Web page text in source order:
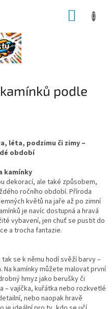
podle
léta, podzimu či zimy –
období
kamínky
dekorací, ale také způsobem,
ročního období. Příroda
květů na jaře až po zimní
je navíc dostupná a hravá
vybavení, jen chuť se pustit do
a trocha fantazie.
se k němu hodí svěží barvy –
kamínky můžete malovat první
hmyz jako berušky či
– vajíčka, kuřátka nebo rozkvetlé
nebo naopak hravě